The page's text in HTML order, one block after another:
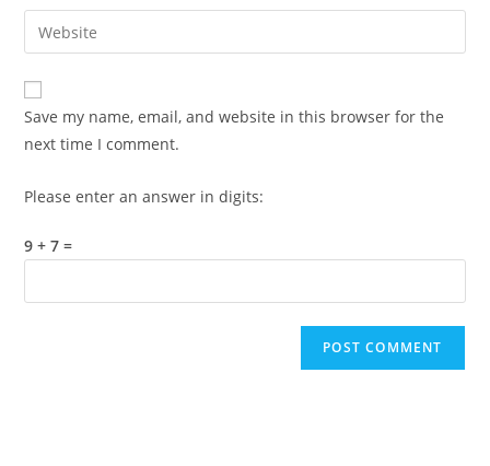
comment
email
address
comment
Enter
your
website
URL
(optional)
Save my name, email, and website in this browser for the
next time I comment.
Please enter an answer in digits:
9 + 7 =